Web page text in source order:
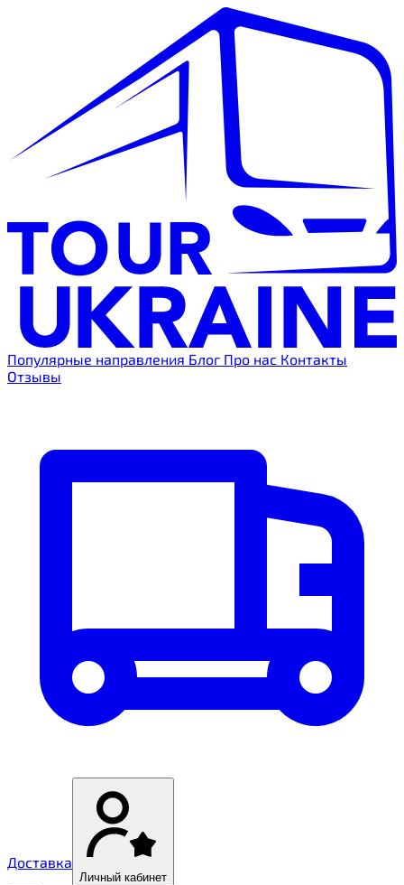
Популярные направления Блог Про нас Контакты
Отзывы
Доставка
Личный кабинет